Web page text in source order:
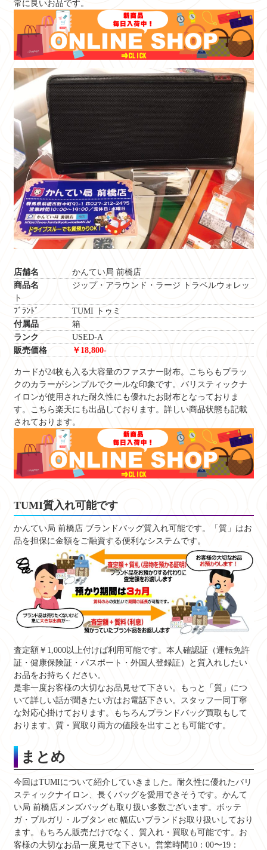
常に良いお品です。
店舗名 かんてい局 前橋店
商品名 ジップ・アラウンド・ラージ トラベルウォレッ
ト
ﾌﾞﾗﾝﾄﾞ TUMI トゥミ
付属品 箱
ランク USED-A
販売価格
￥18,800-
カードが24枚も入る大容量のファスナー財布。こちらもブラッ
クのカラーがシンプルでクールな印象です。バリスティックナ
イロンが使用された耐久性にも優れたお財布となっておりま
す。こちら楽天にも出品しております。詳しい商品状態も記載
されております。
TUMI質入れ可能です
かんてい局 前橋店 ブランドバッグ質入れ可能です。「質」はお
品を担保に金額をご融資する便利なシステムです。
査定額￥1,000以上付けば利用可能です。本人確認証（運転免許
証・健康保険証・パスポート・外国人登録証）と質入れしたい
お品をお持ちください。
是非一度お客様の大切なお品見せて下さい。もっと「質」につ
いて詳しい話が聞きたい方はお電話下さい。スタッフ一同丁寧
な対応心掛けております。もちろんブランドバッグ買取もして
おります。質・買取り両方の値段を出すことも可能です。
まとめ
今回はTUMIについて紹介していきました。耐久性に優れたバリ
スティックナイロン、長くバッグを愛用できそうです。かんて
い局 前橋店メンズバッグも取り扱い多数ございます。ボッテ
ガ・ブルガリ・ルブタン etc 幅広いブランドお取り扱いしており
ます。もちろん販売だけでなく、質入れ・買取も可能です。お
客様の大切なお品一度見せて下さい。営業時間10：00〜19：